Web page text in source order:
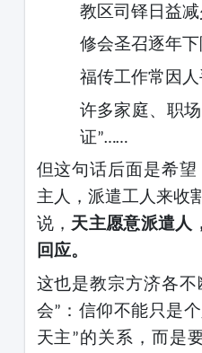
教区司铎日益减
修会圣召逐年下
福传工作常因人
许多家庭、职
证”……
但这句话后面是希望
主人，派遣工人来收
说， 天主愿意派遣人
回应。
这也是教宗方济各不
会” ：信仰不能只是
天主”的关系，而是